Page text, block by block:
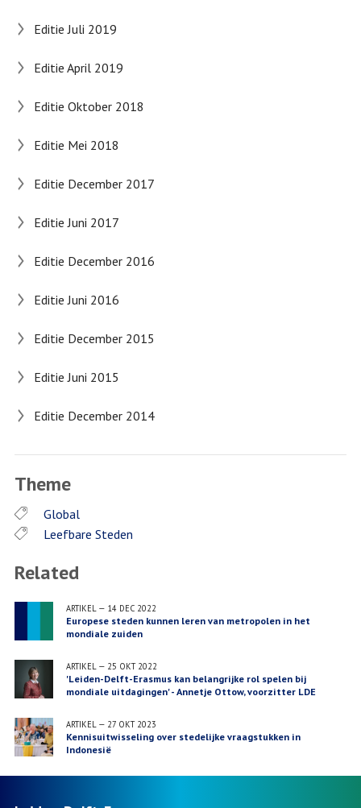
Editie Juli 2019
Editie April 2019
Editie Oktober 2018
Editie Mei 2018
Editie December 2017
Editie Juni 2017
Editie December 2016
Editie Juni 2016
Editie December 2015
Editie Juni 2015
Editie December 2014
Theme
Global
Leefbare Steden
Related
ARTIKEL— 14 DEC 2022
Europese steden kunnen leren van metropolen in het
mondiale zuiden
ARTIKEL— 25 OKT 2022
'Leiden-Delft-Erasmus kan belangrijke rol spelen bij
mondiale uitdagingen' - Annetje Ottow, voorzitter LDE
ARTIKEL— 27 OKT 2023
Kennisuitwisseling over stedelijke vraagstukken in
Indonesië